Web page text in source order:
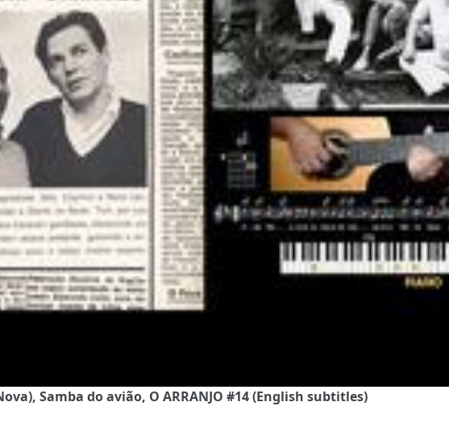
Samba do avião, O ARRANJO #14 (English subtitles)